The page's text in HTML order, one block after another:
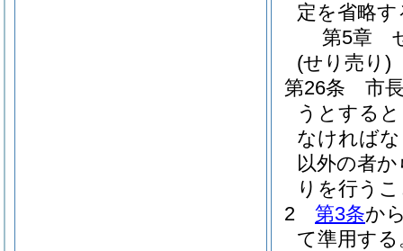
定を省略
第5章
(せり売り)
第26条
市
うとする
なければ
以外の者
りを行う
2
第3条か
て準用する